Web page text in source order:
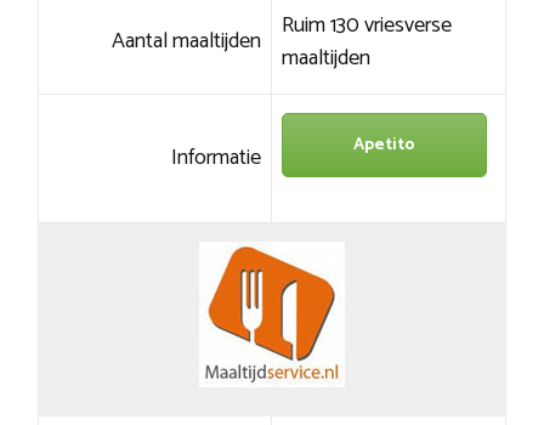
Aantal maaltijden Ruim 130 vriesverse
maaltijden
Informatie Apetito